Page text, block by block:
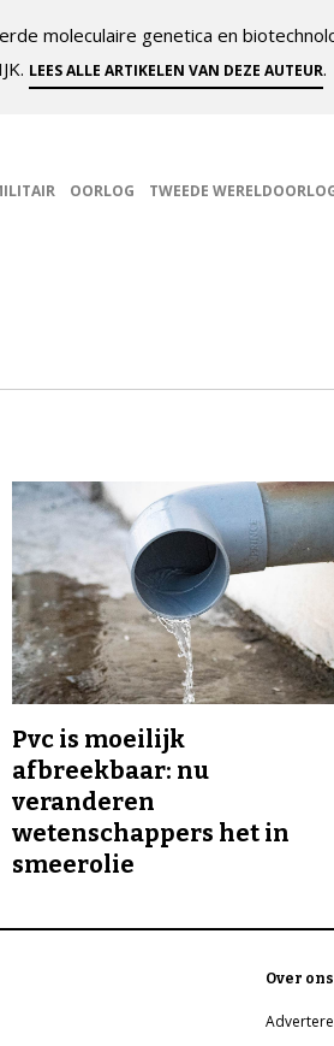
moleculaire genetica en
LEES ALLE ARTIKELEN VAN DEZE AUTEUR.
OORLOG TWEEDE
Pvc is moeilijk
afbreekbaar: nu
veranderen
wetenschappers het in
smeerolie
Over ons